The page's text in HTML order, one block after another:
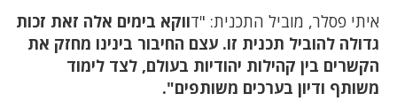
איתי פסלר, מוביל התכנית: "דווקא בימים אלה זאת זכות
גדולה להוביל תכנית זו. עצם החיבור בינינו מחזק את
הקשרים בין קהילות יהודיות בעולם, לצד לימוד
משותף ודיון בערכים משותפים".